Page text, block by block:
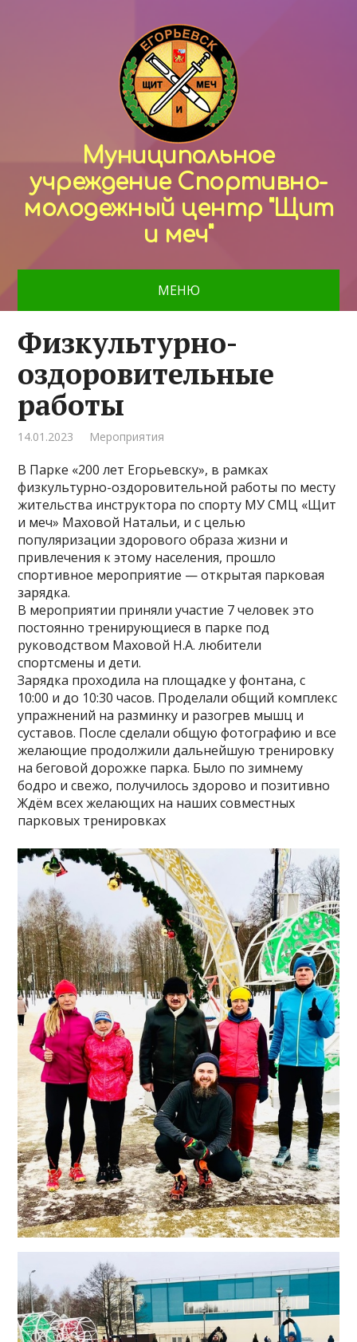
Муниципальное
учреждение Спортивно-
молодежный центр "Щит
и меч"
МЕНЮ
Физкультурно-
оздоровительные
работы
14.01.2023 Мероприятия
В Парке «200 лет Егорьевску», в рамках
физкультурно-оздоровительной работы по месту
жительства инструктора по спорту МУ СМЦ «Щит
и меч» Маховой Натальи, и с целью
популяризации здорового образа жизни и
привлечения к этому населения, прошло
спортивное мероприятие — открытая парковая
зарядка.
В мероприятии приняли участие 7 человек это
постоянно тренирующиеся в парке под
руководством Маховой Н.А. любители
спортсмены и дети.
Зарядка проходила на площадке у фонтана, с
10:00 и до 10:30 часов. Проделали общий комплекс
упражнений на разминку и разогрев мышц и
суставов. После сделали общую фотографию и все
желающие продолжили дальнейшую тренировку
на беговой дорожке парка. Было по зимнему
бодро и свежо, получилось здорово и позитивно
Ждём всех желающих на наших совместных
парковых тренировках